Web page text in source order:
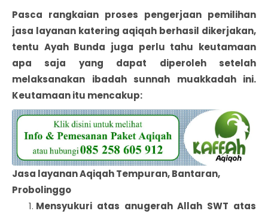
Pasca rangkaian proses pengerjaan pemilihan
jasa layanan katering aqiqah berhasil dikerjakan,
tentu Ayah Bunda juga perlu tahu keutamaan
apa saja yang dapat diperoleh setelah
melaksanakan ibadah sunnah muakkadah ini.
Keutamaan itu mencakup:
Jasa layanan Aqiqah Tempuran, Bantaran,
Probolinggo
Mensyukuri atas anugerah Allah SWT atas